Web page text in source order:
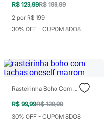
R$ 129,99R$ 199,99
2 por R$ 199
30% OFF - CUPOM 8DO8
Rasteirinha Boho Com Tachas Oneself Marrom
R$ 99,99R$ 129,99
30% OFF - CUPOM 8DO8